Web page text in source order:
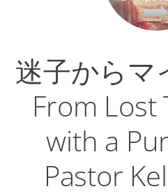
迷子からマ
From Lost
with a
Pastor